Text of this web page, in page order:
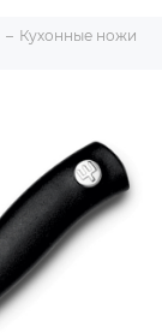
Кухонные ножи